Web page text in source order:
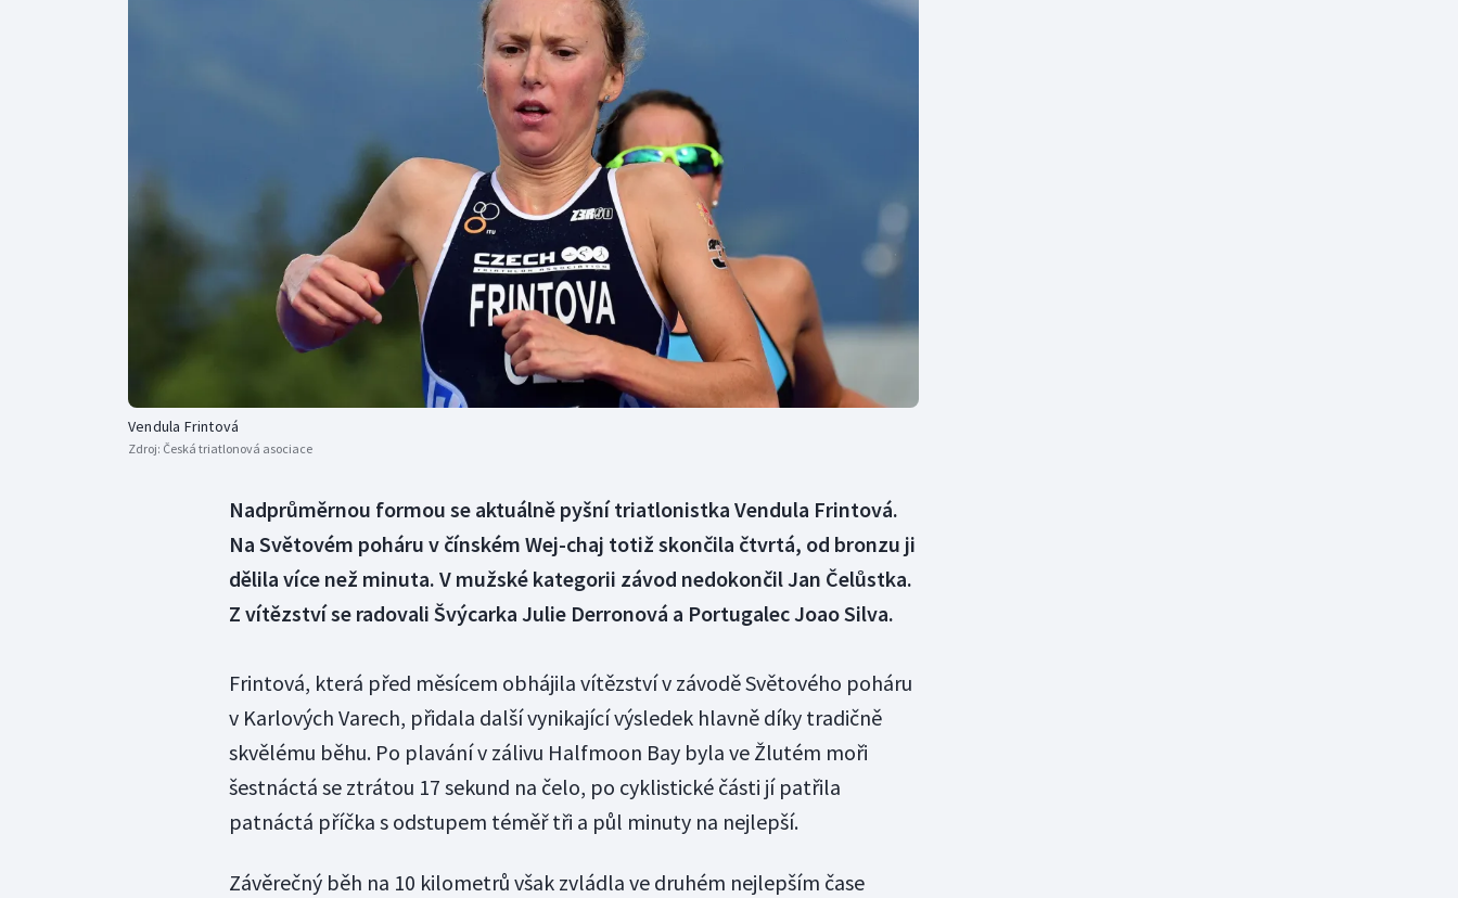
Futsal
Golf
Gymnastika
Moderní pětiboj
Motorsport
Olympijské hry
Parasport
Plavání
Plážový volejbal
Vendula Frintová
Zdroj: Česká triatlonová asociace
Nadprůměrnou formou se aktuálně pyšní triatlonistka Vendula Frintová.
Na Světovém poháru v čínském Wej-chaj totiž skončila čtvrtá, od bronzu ji
dělila více než minuta. V mužské kategorii závod nedokončil Jan Čelůstka.
Z vítězství se radovali Švýcarka Julie Derronová a Portugalec Joao Silva.
Frintová, která před měsícem obhájila vítězství v závodě Světového poháru
v Karlových Varech, přidala další vynikající výsledek hlavně díky tradičně
skvělému běhu. Po plavání v zálivu Halfmoon Bay byla ve Žlutém moři
šestnáctá se ztrátou 17 sekund na čelo, po cyklistické části jí patřila
patnáctá příčka s odstupem téměř tři a půl minuty na nejlepší.
Závěrečný běh na 10 kilometrů však zvládla ve druhém nejlepším čase